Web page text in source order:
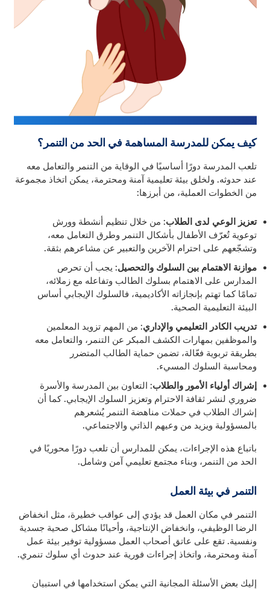
كيف يمكن للمدرسة المساهمة في الحد من التنمر؟
تلعب المدرسة دورًا أساسيًا في الوقاية من التنمر والتعامل معه
عند حدوثه. ولخلق بيئة تعليمية آمنة ومحترمة، يمكن اتخاذ مجموعة
من الخطوات العملية، من أبرزها:
تعزيز الوعي لدى الطلاب: من خلال تنظيم أنشطة وورش
توعوية تُعرّف الأطفال بأشكال التنمر وطرق التعامل معه،
وتشجّعهم على احترام الآخرين والتعبير عن مشاعرهم بثقة.
موازنة الاهتمام بين السلوك والتحصيل: يجب أن تحرص
المدارس على الاهتمام بسلوك الطالب وتفاعله مع زملائه،
تمامًا كما تهتم بإنجازاته الأكاديمية، فالسلوك الإيجابي أساس
البيئة التعليمية الصحية.
تدريب الكادر التعليمي والإداري: من المهم تزويد المعلمين
والموظفين بمهارات الكشف المبكر عن التنمر، والتعامل معه
بطريقة تربوية فعّالة، تضمن حماية الطالب المتضرر
ومحاسبة السلوك المسيء.
إشراك أولياء الأمور والطلاب: التعاون بين المدرسة والأسرة
ضروري لنشر ثقافة الاحترام وتعزيز السلوك الإيجابي. كما أن
إشراك الطلاب في حملات مناهضة التنمر يُشعرهم
بالمسؤولية ويزيد من وعيهم الذاتي والاجتماعي.
باتباع هذه الإجراءات، يمكن للمدارس أن تلعب دورًا محوريًا في
الحد من التنمر، وبناء مجتمع تعليمي آمن وشامل.
التنمر في بيئة العمل
التنمر في مكان العمل قد يؤدي إلى عواقب خطيرة، مثل انخفاض
الرضا الوظيفي، وانخفاض الإنتاجية، وأحيانًا مشاكل صحية جسدية
ونفسية. تقع على عاتق أصحاب العمل مسؤولية توفير بيئة عمل
آمنة ومحترمة، واتخاذ إجراءات فورية عند حدوث أي سلوك تنمري.
إليك بعض الأسئلة المجانية التي يمكن استخدامها في استبيان